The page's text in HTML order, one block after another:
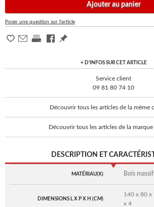
Ajouter au panier
Poser une question sur l'article
+ D'INFOS SUR CET ARTICLE
Service client
09 81 80 74 10
Découvrir tous les articles de la même
Découvrir tous les articles de la
DESCRIPTION ET
MATÉRIAU(X) Bois
DIMENSIONS L X P X H (CM)
140 x 80 x
x 4